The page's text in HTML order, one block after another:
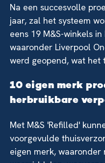
Na een succesvolle
jaar, zal het systeem
eens 19 M&S-winkels
waaronder Liverpool
werd geopend, wat het
10 eigen merk
herbruikbare
Met M&S ​​'Refilled'
voorgevulde
eigen merk, waaronder